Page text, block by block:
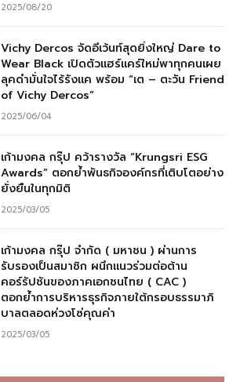
2025/08/20
Vichy Dercos จัดอีเว้นท์สุดยิ่งใหญ่ Dare to
Wear Black เปิดตัวแฮร์แคร์ใหม่พาทุกคนเผย
ลุคดำมั่นใจไร้รังแค พร้อม “เต – ตะวัน Friend
of Vichy Dercos”
2025/06/04
เก้ามงคล กรุ๊ป คว้ารางวัล “Krungsri ESG
Awards” ตอกย้ำพันธกิจองค์กรที่เติบโตอย่าง
ยั่งยืนในทุกมิติ
2025/03/05
เก้ามงคล กรุ๊ป จำกัด ( มหาชน ) ผ่านการ
รับรองเป็นสมาชิก ผนึกแนวร่วมต่อต้าน
คอร์รัปชันของภาคเอกชนไทย ( CAC )
ตอกย้ำการบริหารธุรกิจภายใต้กรอบธรรมาภิ
บาลตลอดห่วงโซ่คุณค่า
2025/03/05